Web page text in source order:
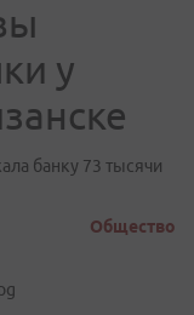
у
банку 73 тысячи
Общество